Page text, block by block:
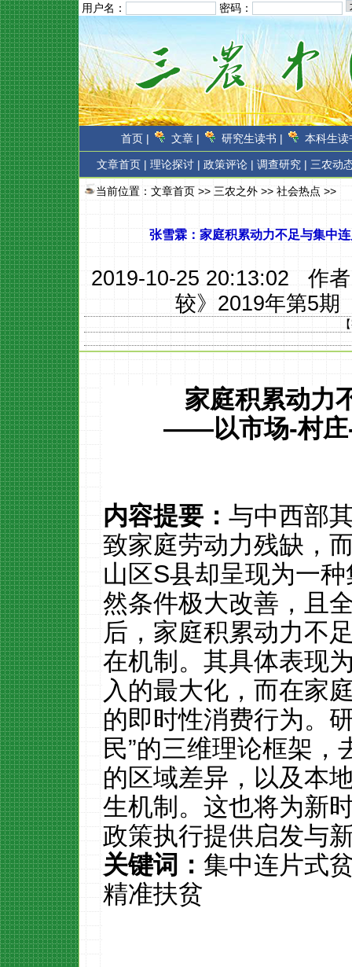
用户名： 密码：
首页 | 文章 | 研究生读书 | 本科生读
文章首页 | 理论探讨 | 政策评论 | 调查研究 | 三农动
当前位置： 文章首页 >>三农之外 >> 社会热点 >>
张雪霖：家庭积累动力不足与集中
2019-10-25 20:13:02 作
较》2019年第5期
家庭积累动力
——以市场-村庄
内容提要： 与中西部
致家庭劳动力残缺，
山区S县却呈现为一
然条件极大改善，且
后，家庭积累动力不
在机制。其具体表现
入的最大化，而在家
的即时性消费行为。
民”的三维理论框架，
的区域差异，以及本
生机制。这也将为新
政策执行提供启发与
关键词： 集中连片式
精准扶贫